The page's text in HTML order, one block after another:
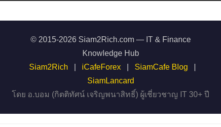
© 2015-2026 Siam2Rich.com — IT & Finance
Knowledge Hub
Siam2Rich
iCafeForex SiamCafe Blog
SiamLancard
โดย อ.บอม (กิตติทัศน์ เจริญพนาสิทธิ์) ผู้เชี่ยวชาญ IT 30+ ปี